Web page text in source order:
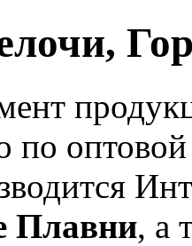
по оптовой
Плавни, а